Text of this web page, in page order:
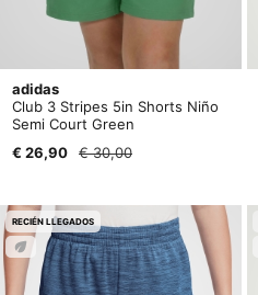
adidas
Club 3 Stripes 5in Shorts Niño
Semi Court Green
€ 26,90
€ 30,00
RECIÉN LLEGADOS